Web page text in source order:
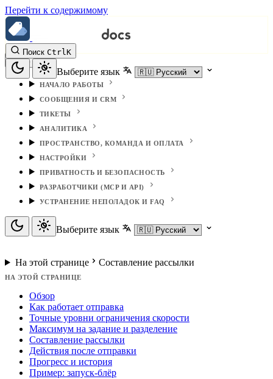
Перейти к содержимому
Поиск CtrlK
Выберите язык
НАЧАЛО РАБОТЫ
СООБЩЕНИЯ И CRM
ТИКЕТЫ
АНАЛИТИКА
ПРОСТРАНСТВО, КОМАНДА И ОПЛАТА
НАСТРОЙКИ
ПРИВАТНОСТЬ И БЕЗОПАСНОСТЬ
РАЗРАБОТЧИКИ (MCP И API)
УСТРАНЕНИЕ НЕПОЛАДОК И FAQ
Выберите язык
На этой странице Составление рассылки
НА ЭТОЙ СТРАНИЦЕ
Обзор
Как работает отправка
Точные уровни ограничения скорости
Максимум на задание и разделение
Составление рассылки
Действия после отправки
Прогресс и история
Пример: запуск-блёр